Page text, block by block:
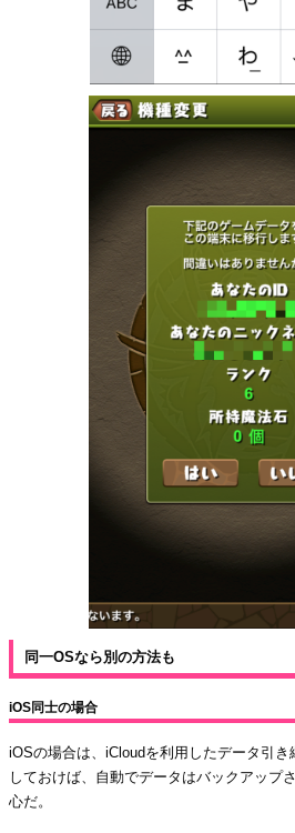
同一OSなら別の方法も
iOS同士の場合
iOSの場合は、iCloudを利用したデータ引
しておけば、自動でデータはバックアップ
心だ。